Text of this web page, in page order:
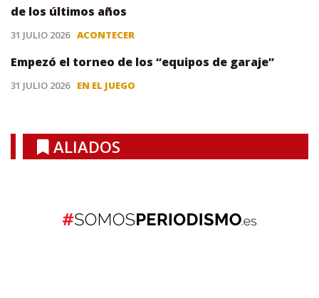
de los últimos años
31 JULIO 2026 ACONTECER
Empezó el torneo de los “equipos de garaje”
31 JULIO 2026 EN EL JUEGO
ALIADOS